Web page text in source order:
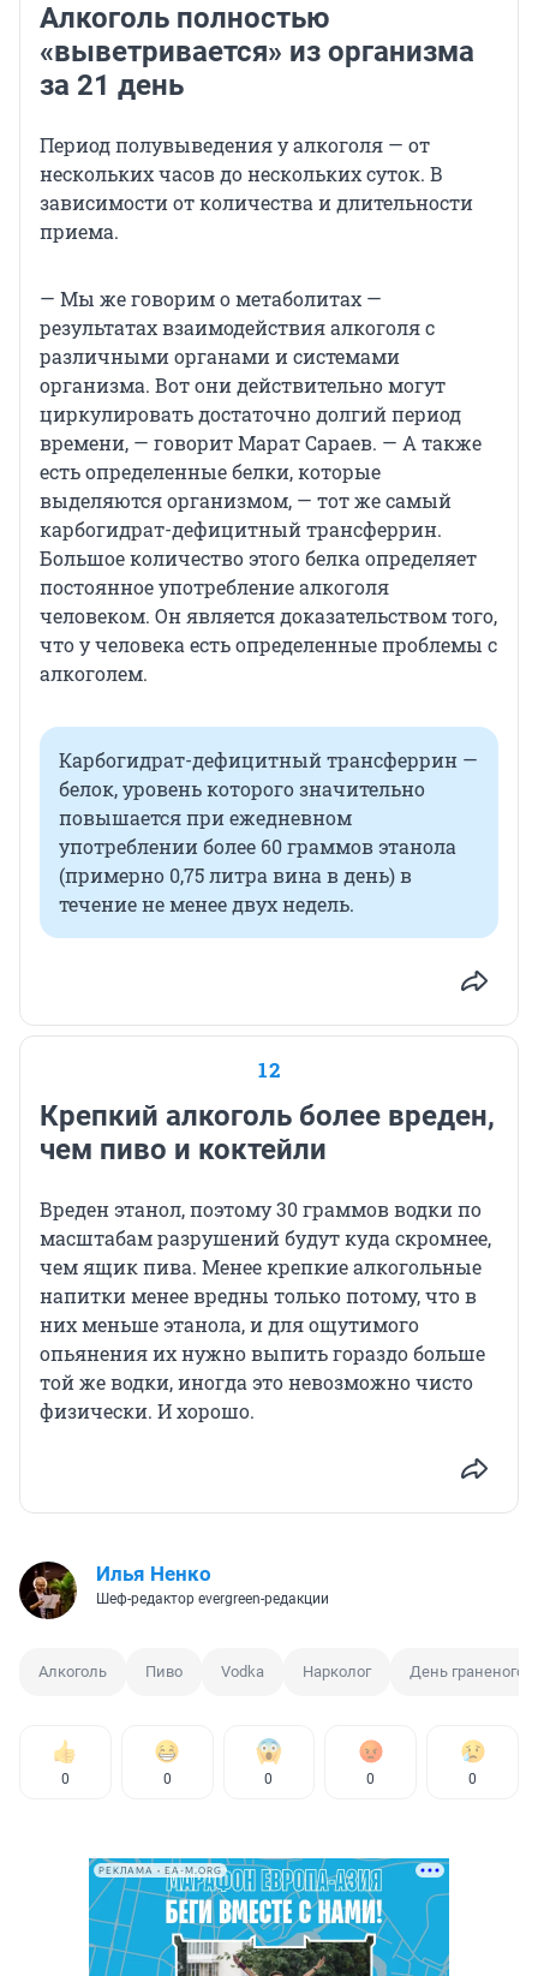
Алкоголь полностью
«выветривается» из организма
за 21 день
Период полувыведения у алкоголя — от
нескольких часов до нескольких суток. В
зависимости от количества и длительности
приема.
— Мы же говорим о метаболитах —
результатах взаимодействия алкоголя с
различными органами и системами
организма. Вот они действительно могут
циркулировать достаточно долгий период
времени, — говорит Марат Сараев. — А также
есть определенные белки, которые
выделяются организмом, — тот же самый
карбогидрат-дефицитный трансферрин.
Большое количество этого белка определяет
постоянное употребление алкоголя
человеком. Он является доказательством того,
что у человека есть определенные проблемы с
алкоголем.
Карбогидрат-дефицитный трансферрин —
белок, уровень которого значительно
повышается при ежедневном
употреблении более 60 граммов этанола
(примерно 0,75 литра вина в день) в
течение не менее двух недель.
12
Крепкий алкоголь более вреден,
чем пиво и коктейли
Вреден этанол, поэтому 30 граммов водки по
масштабам разрушений будут куда скромнее,
чем ящик пива. Менее крепкие алкогольные
напитки менее вредны только потому, что в
них меньше этанола, и для ощутимого
опьянения их нужно выпить гораздо больше
той же водки, иногда это невозможно чисто
физически. И хорошо.
Илья Ненко
Шеф-редактор evergreen-редакции
Алкоголь Пиво Vodka Нарколог День граненого
0 0 0 0 0
РЕКЛАМА • EA-M.ORG